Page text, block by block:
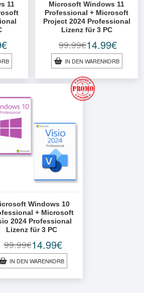
11
€
Microsoft Windows 11
Professional + Microsoft
Project 2024 Professional
Lizenz für 3 PC
99.99€
Ursprünglicher
Preis
war:
99.99€
14.99€
Aktueller
Preis
ist:
14.99€.
IN DEN WARENKORB
Windows 10
+ Microsoft
2024 Professional
Lizenz für 3 PC
99.99€
Ursprünglicher
Preis
war:
99.99€
14.99€
Aktueller
Preis
ist:
14.99€.
IN DEN WARENKORB